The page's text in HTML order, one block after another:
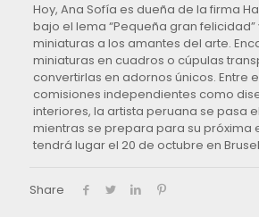
Hoy, Ana Sofía es dueña de la firma
bajo el lema “Pequeña gran felicidad”
miniaturas a los amantes del arte.
miniaturas en cuadros o cúpulas
convertirlas en adornos únicos. Entre
comisiones independientes como
interiores, la artista peruana se pasa
mientras se prepara para su próxima
tendrá lugar el 20 de octubre en
Share